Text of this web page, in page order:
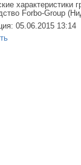
Forbo-Group
05.06.2015